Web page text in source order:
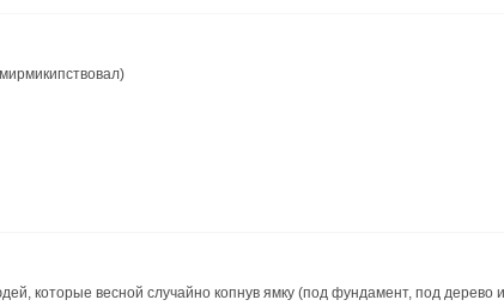
которые весной случайно копнув ямку (под фундамент, под дерево